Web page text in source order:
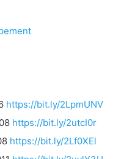
https://bit.ly/2LpmUNV
https://bit.ly/2utcI0r
https://bit.ly/2Lf0XEl